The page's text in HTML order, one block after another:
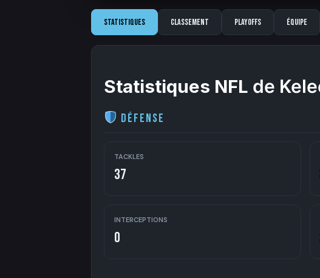
Statistiques Classement Playoffs Équipe
Statistiques NFL de
Défense
TACKLES
37
INTERCEPTIONS
0